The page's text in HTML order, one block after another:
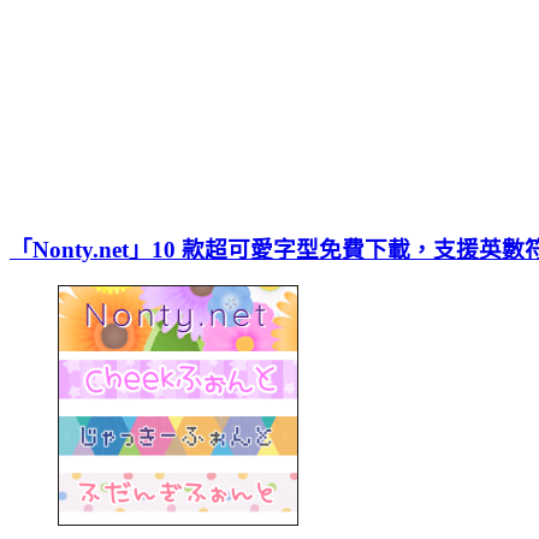
「Nonty.net」10 款超可愛字型免費下載，支援英數